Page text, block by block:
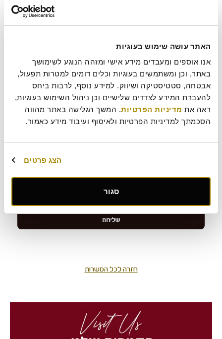
האתר עושה שימוש בעוגיות
ראה את מדיניות הפרטיות
הסכמתך למדיניות הפרטיות ולאיסוף ועיבוד מידע כאמור.
הצג פרטים
סגור
בעת שליחת טופס זה אני מאשר/ת כי קראתי אתמדיניות
הפרטיות של רולדין
?
חזרה לכל המשרות